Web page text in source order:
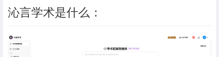
沁言学术是什么：